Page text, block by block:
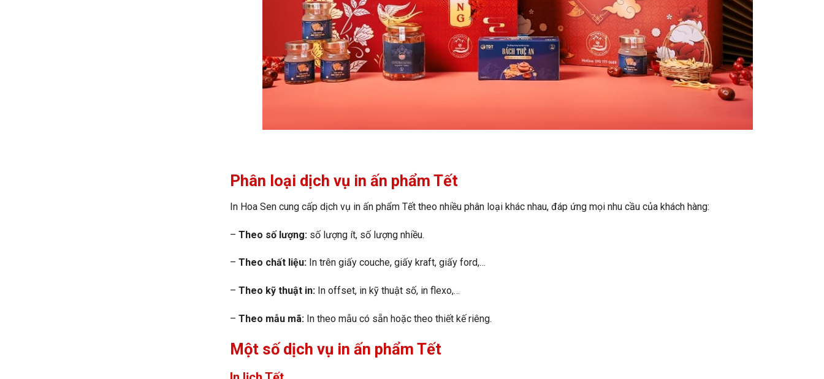
Phân loại dịch vụ in ấn phẩm Tết
In Hoa Sen cung cấp dịch vụ in ấn phẩm Tết theo nhiều phân loại khác nhau, đáp ứng mọi nhu cầu của khách hàng:
– Theo số lượng:số lượng ít, số lượng nhiều.
– Theo chất liệu:In trên giấy couche, giấy kraft, giấy ford,…
– Theo kỹ thuật in: In offset, in kỹ thuật số, in flexo,…
– Theo mẫu mã: In theo mẫu có sẵn hoặc theo thiết kế riêng.
Một số dịch vụ in ấn phẩm Tết